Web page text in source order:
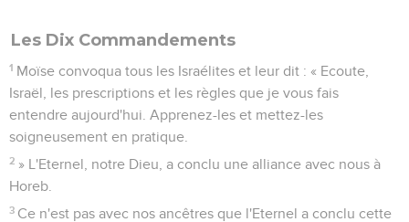
Les Dix Commandements
1 Moïse convoqua tous les Israélites et leur dit : « Ecoute,
Israël, les prescriptions et les règles que je vous fais
entendre aujourd'hui. Apprenez-les et mettez-les
soigneusement en pratique.
2 » L'Eternel, notre Dieu, a conclu une alliance avec nous à
Horeb.
3 Ce n'est pas avec nos ancêtres que l'Eternel a conclu cette